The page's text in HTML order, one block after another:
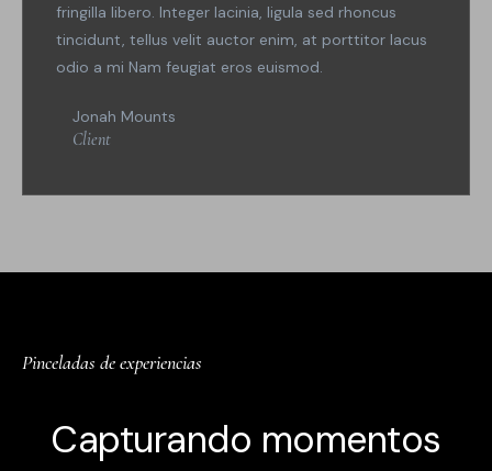
fringilla libero. Integer lacinia, ligula sed rhoncus
tincidunt, tellus velit auctor enim, at porttitor lacus
odio a mi Nam feugiat eros euismod.
Jonah Mounts
Client
Pinceladas de experiencias
Capturando momentos